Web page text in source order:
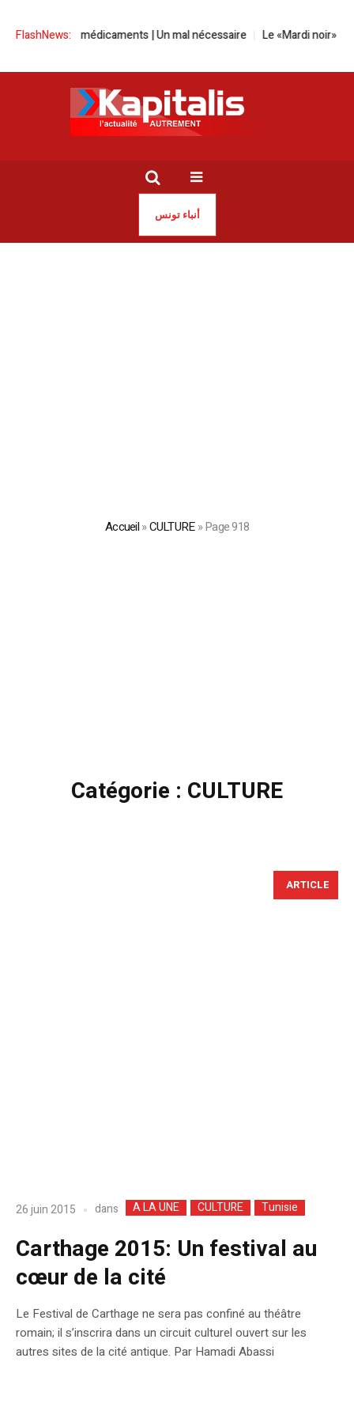
FlashNews:médicaments | Un mal nécessaire Le «Mardi noir» à la
أنباء تونس
Accueil»CULTURE»Page 918
Catégorie : CULTURE
ARTICLE
26 juin 2015 dans A LA UNE CULTURE Tunisie
Carthage 2015: Un festival au
cœur de la cité
Le Festival de Carthage ne sera pas confiné au théâtre
romain; il s’inscrira dans un circuit culturel ouvert sur les
autres sites de la cité antique. Par Hamadi Abassi